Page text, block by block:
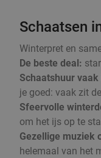
Schaatsen
Winterpret en
De beste deal:
Schaatshuur
je goed: vaak zit
Sfeervolle
om het ijs op te
Gezellige muziek
helemaal van het